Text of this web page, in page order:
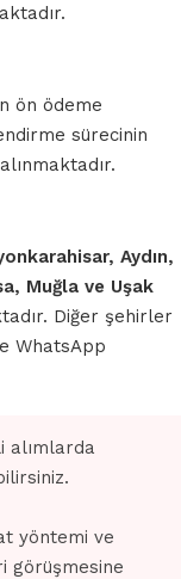
ön ödeme
sürecinin
Aydın,
Muğla ve Uşak
Diğer şehirler
WhatsApp
alımlarda
yöntemi ve
görüşmesine